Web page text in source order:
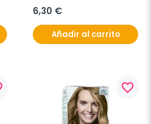
Raices y Cejas Tono
Castaño Oscuro, 10 ml
6,30 €
Añadir al carrito
favorite_border